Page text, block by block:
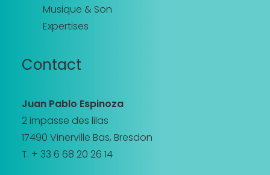
Musique & Son
Expertises
Contact
Juan Pablo Espinoza
2 impasse des lilas
17490 Vinerville Bas, Bresdon
T. + 33 6 68 20 26 14